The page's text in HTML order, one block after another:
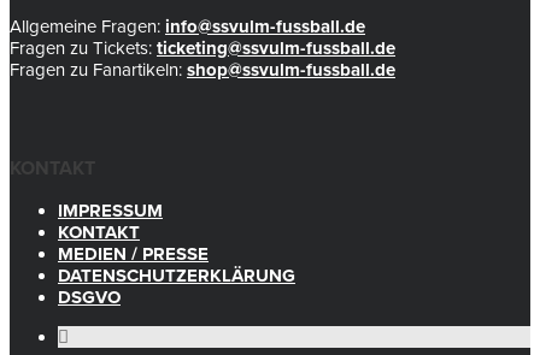
Allgemeine Fragen: info@ssvulm-fussball.de
Fragen zu Tickets: ticketing@ssvulm-fussball.de
Fragen zu Fanartikeln: shop@ssvulm-fussball.de
KONTAKT
IMPRESSUM
KONTAKT
MEDIEN / PRESSE
DATENSCHUTZERKLÄRUNG
DSGVO